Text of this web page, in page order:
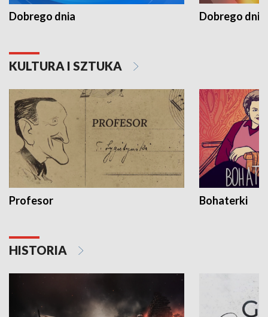
Dobrego dnia Dobrego dnia
KULTURA I SZTUKA
Profesor Bohaterki
HISTORIA